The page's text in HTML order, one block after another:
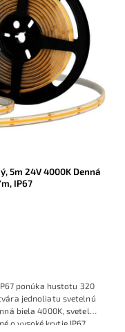
5m 24V 4000K Denná
IP67
ponúka hustotu 320
jednoliatu svetelnú
biela 4000K, svetelný
o vysoké krytie IP67,